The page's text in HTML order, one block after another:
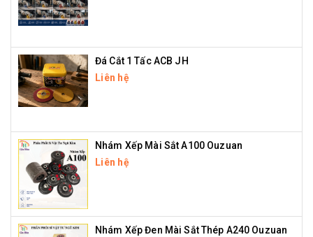
Đá Cắt 1 Tấc ACB JH
Liên hệ
Nhám Xếp Mài Sắt A100 Ouzuan
Liên hệ
Nhám Xếp Đen Mài Sắt Thép A240 Ouzuan